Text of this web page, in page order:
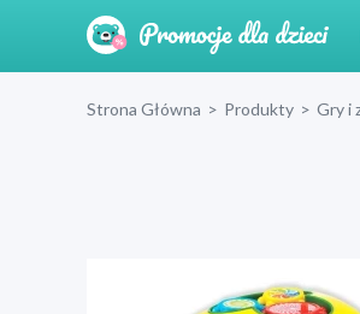
Strona Główna > Produkty > Gry i